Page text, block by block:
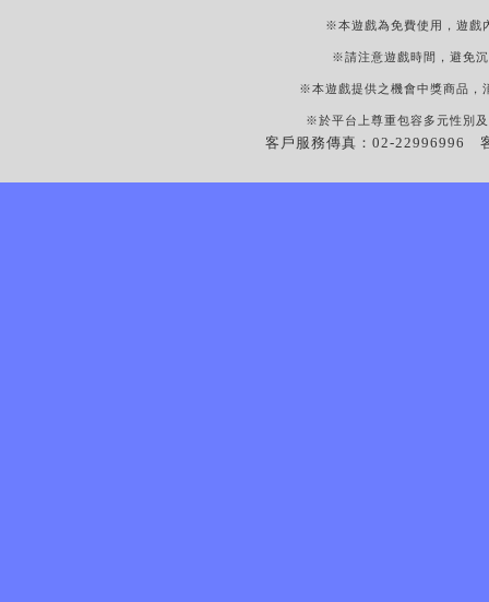
※本遊戲為免費使用，遊戲
※請注意遊戲時間，避免
※本遊戲提供之機會中獎商品，
※於平台上尊重包容多元性別
客戶服務傳真：02-22996996